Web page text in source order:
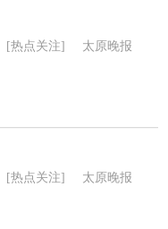
[热点关注] 太原晚报
[热点关注] 太原晚报